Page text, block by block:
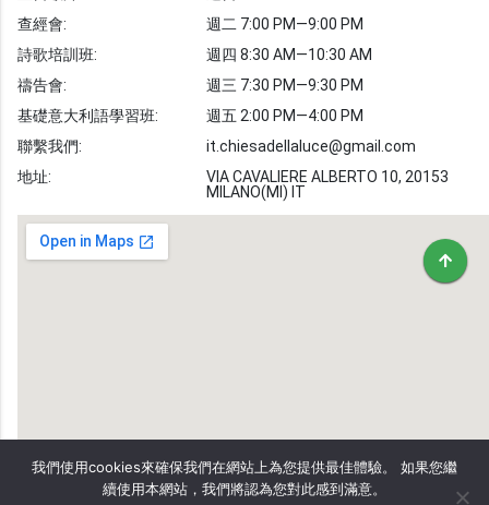
敬拜詩歌 圖庫
聖經金句
教會事工 志愿者招募
查經會:
詩歌培訓班:
禱告會:
基礎意大利語學習班:
聯繫我們:
地址:
週二 7:00 PM—9:00 PM
週四 8:30 AM—10:30 AM
週三 7:30 PM—9:30 PM
週五 2:00 PM—4:00 PM
it.chiesadellaluce@gmail.com
VIA CAVALIERE ALBERTO 10, 20153
MILANO(MI) IT
我們使用cookies來確保我們在網站上為您提供最佳體驗。 如果您繼
續使用本網站，我們將認為您對此感到滿意。